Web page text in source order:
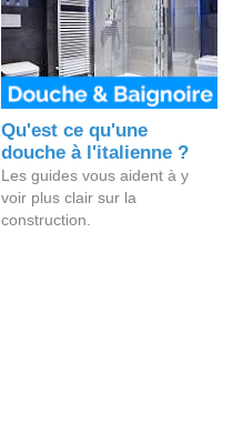
Qu'est ce qu'une
douche à l'italienne ?
Les guides vous aident à y
voir plus clair sur la
construction.